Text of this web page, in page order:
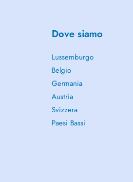
Dove siamo
Lussemburgo
Belgio
Germania
Austria
Svizzera
Paesi Bassi